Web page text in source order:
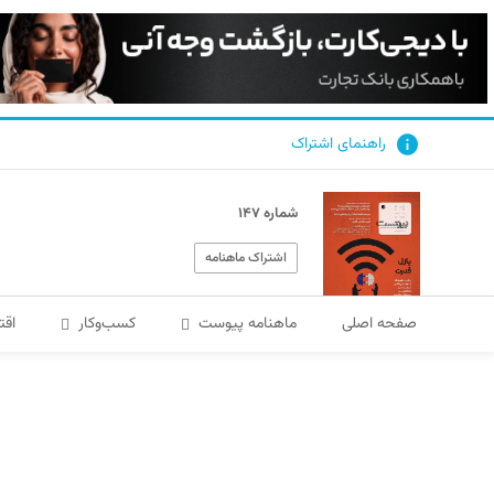
راهنمای اشتراک
شماره ۱۴۷
اشتراک ماهنامه
صفحه اصلی ماهنامه پیوست کسب‌و‌کار